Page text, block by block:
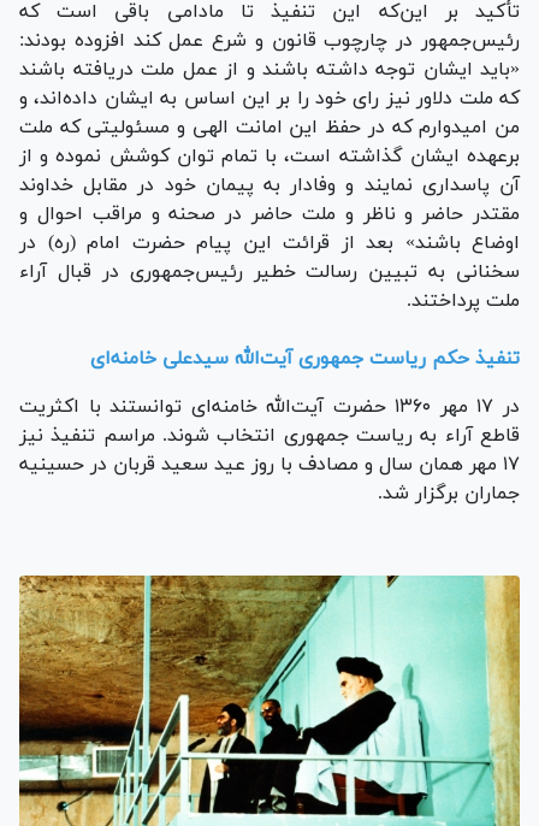
تأکید بر این‌که این تنفیذ تا مادامی باقی است که
رئیس‌جمهور در چارچوب قانون و شرع عمل کند افزوده بودند:
«باید ایشان توجه داشته باشند و از عمل ملت دریافته باشند
که ملت دلاور نیز رای خود را بر این اساس به ایشان داده‌‏اند، و
من امیدوارم که در حفظ این‏ امانت الهی و مسئولیتی که ملت
برعهده ایشان گذاشته است، با تمام توان کوشش نموده و از
آن پاسداری نمایند و وفادار به پیمان خود در مقابل خداوند
مقتدر حاضر و ناظر و ملت حاضر در صحنه و مراقب احوال و
اوضاع باشند» بعد از قرائت این پیام حضرت امام (ره) در
سخنانی به تبیین رسالت خطیر رئیس‌جمهوری در قبال آراء
ملت پرداختند.
تنفیذ حکم ریاست جمهوری آیت‌الله سیدعلی خامنه‌ای
در ۱۷ مهر ۱۳۶۰ حضرت آیت‌الله خامنه‌ای توانستند با اکثریت
قاطع آراء به ریاست جمهوری انتخاب شوند. مراسم تنفیذ نیز
۱۷ مهر همان سال و مصادف با روز عید سعید قربان در حسینیه
جماران برگزار شد.